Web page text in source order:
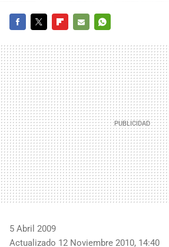
MAIL
5 Abril 2009
Actualizado 12 Noviembre 2010, 14:40